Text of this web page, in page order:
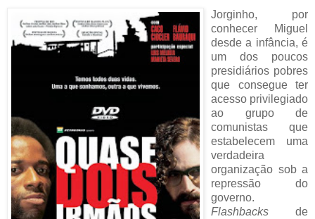
Jorginho, por
conhecer Miguel
desde a infância, é
um dos poucos
presidiários pobres
que consegue ter
acesso privilegiado
ao grupo de
comunistas que
estabelecem uma
verdadeira
organização sob a
repressão do
governo.
Flashbacks de